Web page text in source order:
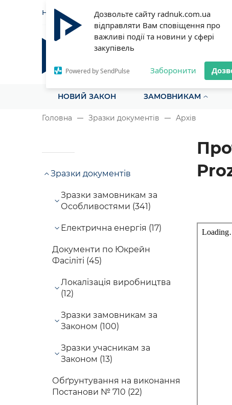
Дозвольте сайту radnuk.com.ua
відправляти Вам сповіщення про
важливі події та новини у сфері
закупівель
Powered by SendPulse Заборонити
НОВИНИ СТАТТІ
Радник у сфері публічних
Все для закупівель на одному порталі
НОВИЙ ЗАКОН ЗАМОВНИКАМ
Головна Зразки документів Архів
Зразки документів
Зразки замовникам за
Особливостями (341)
Електрична енергія (17)
Документи по Юкрейн
Фасіліті (45)
Локалізація виробництва
(12)
Зразки замовникам за
Законом (100)
Зразки учасникам за
Законом (13)
Обґрунтування на виконання
Постанови № 710 (22)